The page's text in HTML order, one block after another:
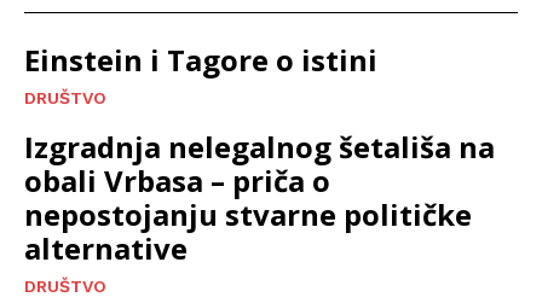
Einstein i Tagore o istini
DRUŠTVO
Izgradnja nelegalnog šetališa na
obali Vrbasa – priča o
nepostojanju stvarne političke
alternative
DRUŠTVO